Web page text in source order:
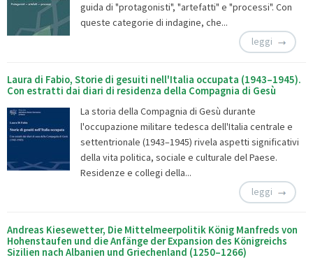
guida di "protagonisti", "artefatti" e "processi". Con
queste categorie di indagine, che...
leggi
Laura di Fabio, Storie di gesuiti nell'Italia occupata (1943–1945).
Con estratti dai diari di residenza della Compagnia di Gesù
La storia della Compagnia di Gesù durante
l'occupazione militare tedesca dell'Italia centrale e
settentrionale (1943–1945) rivela aspetti significativi
della vita politica, sociale e culturale del Paese.
Residenze e collegi della...
leggi
Andreas Kiesewetter, Die Mittelmeerpolitik König Manfreds von
Hohenstaufen und die Anfänge der Expansion des Königreichs
Sizilien nach Albanien und Griechenland (1250–1266)